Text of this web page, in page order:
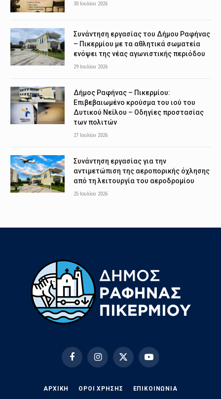
30 Ιουλίου 2026
Συνάντηση εργασίας του Δήμου Ραφήνας
– Πικερμίου με τα αθλητικά σωματεία
ενόψει της νέας αγωνιστικής περιόδου
29 Ιουλίου 2026
Δήμος Ραφήνας – Πικερμίου:
Επιβεβαιωμένο κρούσμα του ιού του
Δυτικού Νείλου – Οδηγίες προστασίας
των πολιτών
27 Ιουλίου 2026
Συνάντηση εργασίας για την
αντιμετώπιση της αεροπορικής όχλησης
από τη λειτουργία του αεροδρομίου
25 Ιουλίου 2026
FacebookInstagramX
YouTube
ΑΡΧΙΚΗ ΟΡΟΙ ΧΡΗΣΗΣ EΠΙΚΟΙΝΩΝΊΑ